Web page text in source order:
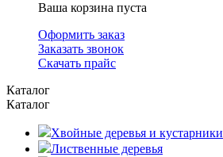
Ваша корзина пуста
Оформить заказ
Заказать звонок
Скачать прайс
Каталог
Каталог
Хвойные деревья и кустарники
Лиственные деревья